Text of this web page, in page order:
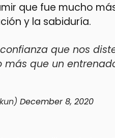
que fue mucho
y la sabiduría.
que nos
más que un
December 8, 2020